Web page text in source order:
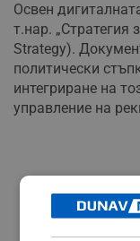
Освен
т.нар. „Стратегия
Strategy).
политически
интегриране на
управление на